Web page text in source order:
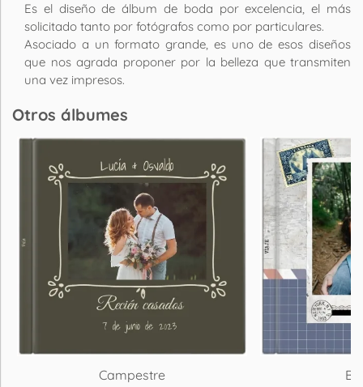
Es el diseño de álbum de boda por excelencia, el más
solicitado tanto por fotógrafos como por particulares.
Asociado a un formato grande, es uno de esos diseños
que nos agrada proponer por la belleza que transmiten
una vez impresos.
Otros álbumes
Campestre